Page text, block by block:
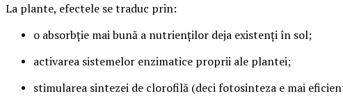
La plante, efectele se traduc prin:
o absorbție mai bună a nutrienților deja existenți în sol;
activarea sistemelor enzimatice proprii ale plantei;
stimularea sintezei de clorofilă (deci fotosinteza e mai